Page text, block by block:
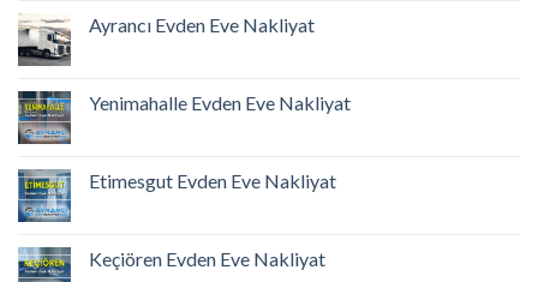
Ayrancı Evden Eve Nakliyat
Yenimahalle Evden Eve Nakliyat
Etimesgut Evden Eve Nakliyat
Keçiören Evden Eve Nakliyat